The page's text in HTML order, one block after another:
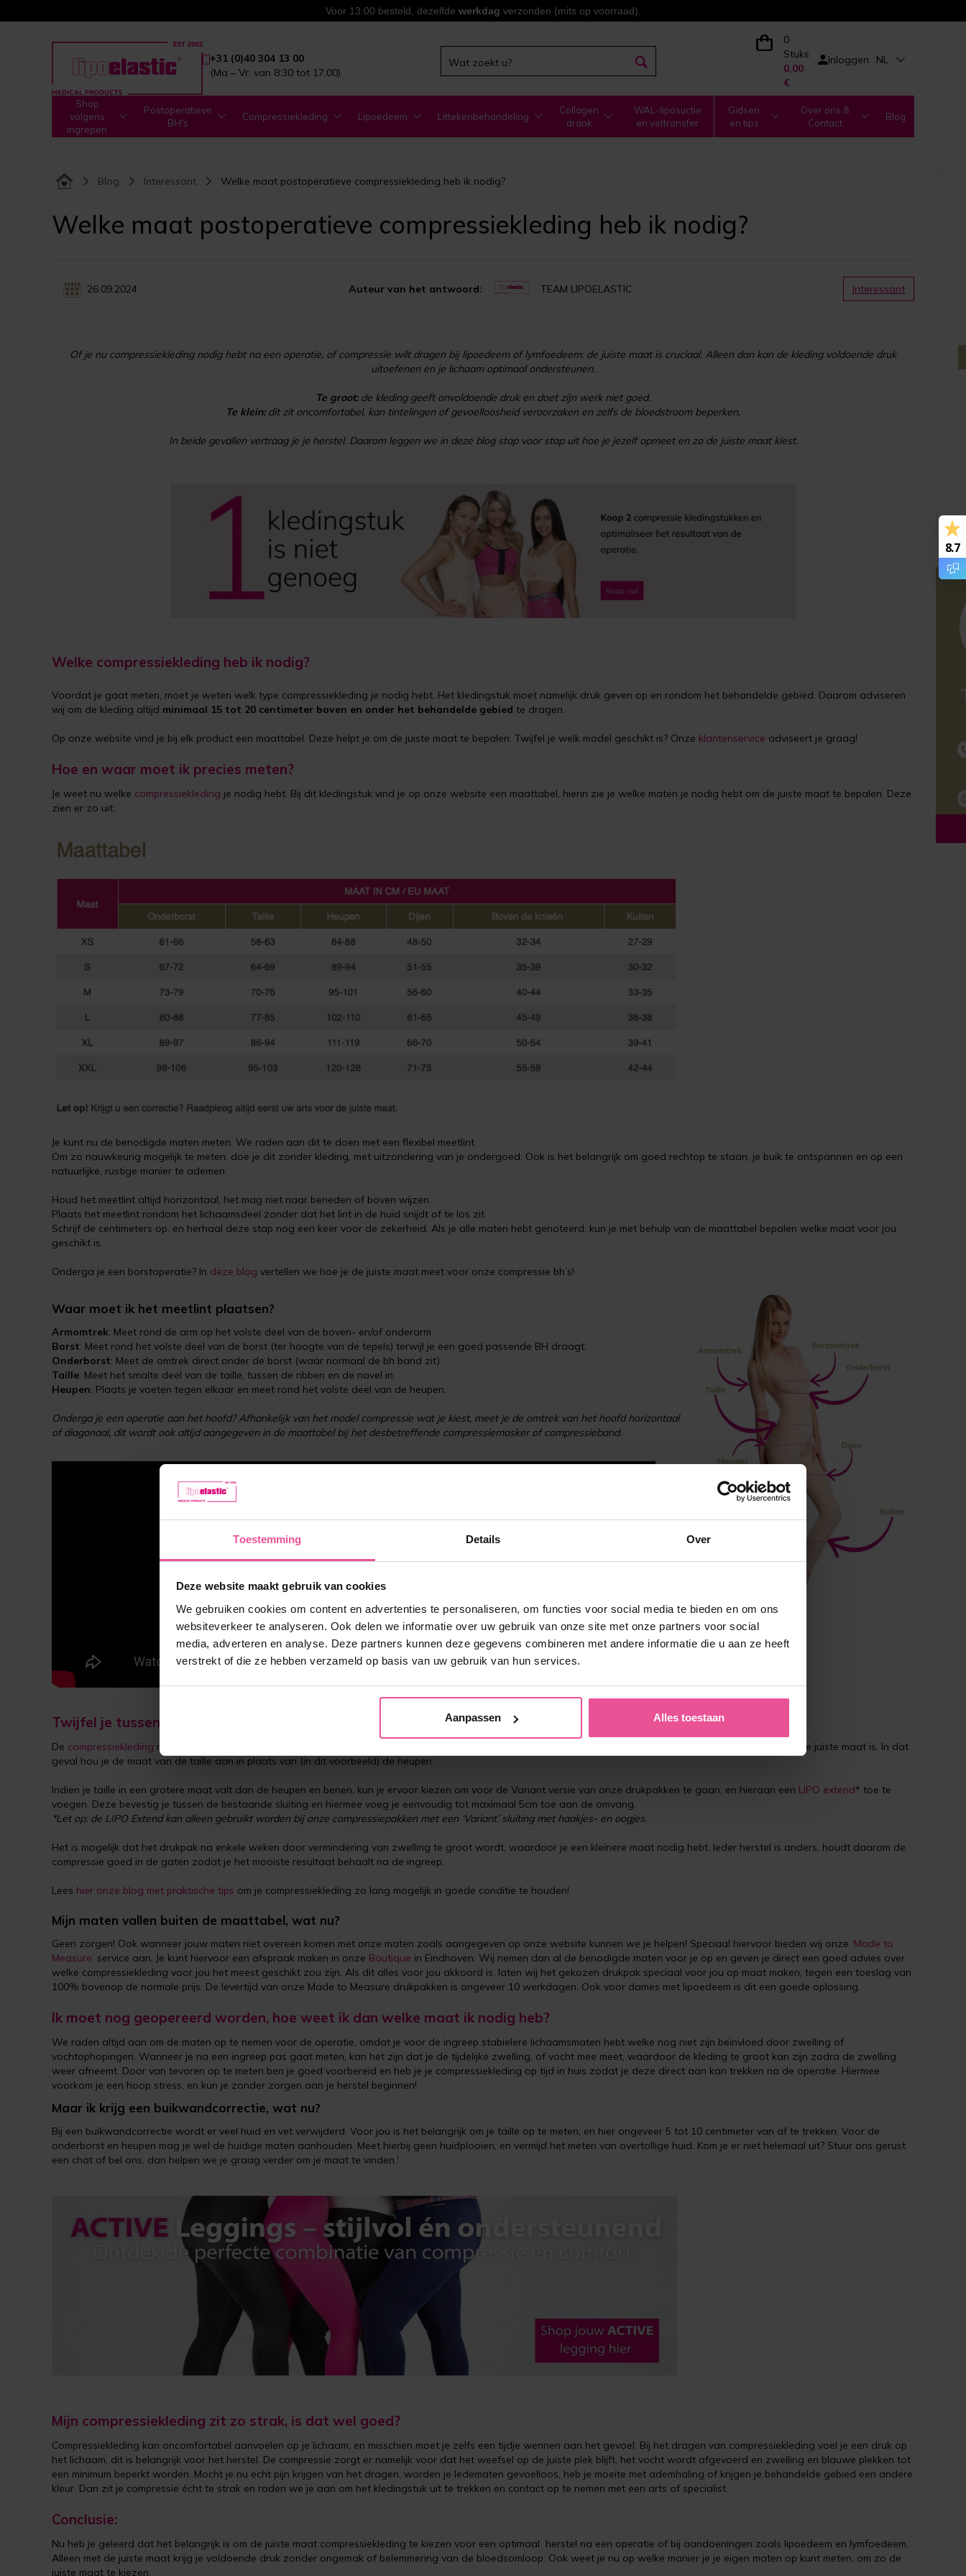
Toestemming Details Over
Deze website maakt gebruik van cookies
We gebruiken cookies om content en advertenties te personaliseren, om functies voor social media te bieden en om ons
websiteverkeer te analyseren. Ook delen we informatie over uw gebruik van onze site met onze partners voor social
media, adverteren en analyse. Deze partners kunnen deze gegevens combineren met andere informatie die u aan ze heeft
verstrekt of die ze hebben verzameld op basis van uw gebruik van hun services.
Aanpassen Alles toestaan
Voor 13:00 besteld, dezelfde werkdag verzonden (mits op voorraad).
+31 (0)40 304 13 00
(Ma – Vr, van 8:30 tot 17:00)
0
Stuks
0,00
€
Inloggen NL
Shop
volgens
ingrepen
Postoperatieve
BH's
Compressiekleding Lipoedeem Littekenbehandeling
Collagen
drank
WAL-liposuctie
en vettransfer
Gidsen
en tips
Over ons &
Contact
Blog
Blog Interessant Welke maat postoperatieve compressiekleding heb ik nodig?
Welke maat postoperatieve compressiekleding heb ik nodig?
26.09.2024 Auteur van het antwoord: TEAM LIPOELASTIC Interessant
Of je nu compressiekleding nodig hebt na een operatie, of compressie wilt dragen bij lipoedeem of lymfoedeem: de juiste maat is cruciaal. Alleen dan kan de kleding voldoende druk
uitoefenen en je lichaam optimaal ondersteunen.
Te groot:de kleding geeft onvoldoende druk en doet zijn werk niet goed.
Te klein:dit zit oncomfortabel, kan tintelingen of gevoelloosheid veroorzaken en zelfs de bloedstroom beperken.
In beide gevallen vertraag je je herstel. Daarom leggen we in deze blog stap voor stap uit hoe je jezelf opmeet en zo de juiste maat kiest.
Welke compressiekleding heb ik nodig?
Voordat je gaat meten, moet je weten welk type compressiekleding je nodig hebt. Het kledingstuk moet namelijk druk geven op en rondom het behandelde gebied. Daarom adviseren
wij om de kleding altijd minimaal 15 tot 20 centimeter boven en onder het behandelde gebied te dragen.
Op onze website vind je bij elk product een maattabel. Deze helpt je om de juiste maat te bepalen. Twijfel je welk model geschikt is? Onze klantenservice adviseert je graag!
Hoe en waar moet ik precies meten?
Je weet nu welke compressiekleding je nodig hebt. Bij dit kledingstuk vind je op onze website een maattabel, hierin zie je welke maten je nodig hebt om de juiste maat te bepalen. Deze
zien er zo uit:
Je kunt nu de benodigde maten meten. We raden aan dit te doen met een flexibel meetlint.
Om zo nauwkeurig mogelijk te meten, doe je dit zonder kleding, met uitzondering van je ondergoed. Ook is het belangrijk om goed rechtop te staan, je buik te ontspannen en op een
natuurlijke, rustige manier te ademen.
Houd het meetlint altijd horizontaal, het mag niet naar beneden of boven wijzen.
Plaats het meetlint rondom het lichaamsdeel zonder dat het lint in de huid snijdt of te los zit.
Schrijf de centimeters op, en herhaal deze stap nog een keer voor de zekerheid. Als je alle maten hebt genoteerd, kun je met behulp van de maattabel bepalen welke maat voor jou
geschikt is.
Onderga je een borstoperatie? In deze blog vertellen we hoe je de juiste maat meet voor onze compressie bh’s!
Waar moet ik het meetlint plaatsen?
Armomtrek: Meet rond de arm op het volste deel van de boven- en/of onderarm
Borst: Meet rond het volste deel van de borst (ter hoogte van de tepels) terwijl je een goed passende BH draagt.
Onderborst: Meet de omtrek direct onder de borst (waar normaal de bh band zit)
Taille: Meet het smalte deel van de taille, tussen de ribben en de navel in.
Heupen: Plaats je voeten tegen elkaar en meet rond het volste deel van de heupen.
Onderga je een operatie aan het hoofd? Afhankelijk van het model compressie wat je kiest, meet je de omtrek van het hoofd horizontaal
of diagonaal, dit wordt ook altijd aangegeven in de maattabel bij het desbetreffende compressiemasker of compressieband.
;
Twijfel je tussen twee maten?
De compressiekleding moet vooral aansluiten op het behandelde gebied. Heb je bijvoorbeeld een buikoperatie gehad, is het belangrijk dat de compressie daar de juiste maat is. In dat
geval hou je de maat van de taille aan in plaats van (in dit voorbeeld) de heupen.
Indien je taille in een grotere maat valt dan de heupen en benen, kun je ervoor kiezen om voor de Variant versie van onze drukpakken te gaan, en hieraan een LIPO extend* toe te
voegen. Deze bevestig je tussen de bestaande sluiting en hiermee voeg je eenvoudig tot maximaal 5cm toe aan de omvang.
*Let op: de LIPO Extend kan alleen gebruikt worden bij onze compressiepakken met een ‘Variant’ sluiting met haakjes- en oogjes.
Het is mogelijk dat het drukpak na enkele weken door vermindering van zwelling te groot wordt, waardoor je een kleinere maat nodig hebt. Ieder herstel is anders, houdt daarom de
compressie goed in de gaten zodat je het mooiste resultaat behaalt na de ingreep.
Lees hier onze blog met praktische tips om je compressiekleding zo lang mogelijk in goede conditie te houden!
Mijn maten vallen buiten de maattabel, wat nu?
Geen zorgen! Ook wanneer jouw maten niet overeen komen met onze maten zoals aangegeven op onze website kunnen we je helpen! Speciaal hiervoor bieden wij onze ‘Made to
Measure’ service aan. Je kunt hiervoor een afspraak maken in onze Boutique in Eindhoven. Wij nemen dan al de benodigde maten voor je op en geven je direct een goed advies over
welke compressiekleding voor jou het meest geschikt zou zijn. Als dit alles voor jou akkoord is, laten wij het gekozen drukpak speciaal voor jou op maat maken, tegen een toeslag van
100% bovenop de normale prijs. De levertijd van onze Made to Measure drukpakken is ongeveer 10 werkdagen. Ook voor dames met lipoedeem is dit een goede oplossing.
Ik moet nog geopereerd worden, hoe weet ik dan welke maat ik nodig heb?
We raden altijd aan om de maten op te nemen voor de operatie, omdat je voor de ingreep stabielere lichaamsmaten hebt welke nog niet zijn beïnvloed door zwelling of
vochtophopingen. Wanneer je na een ingreep pas gaat meten, kan het zijn dat je de tijdelijke zwelling, of vocht mee meet, waardoor de kleding te groot kan zijn zodra de zwelling
weer afneemt. Door van tevoren op te meten ben je goed voorbereid en heb je je compressiekleding op tijd in huis zodat je deze direct aan kan trekken na de operatie. Hiermee
voorkom je een hoop stress, en kun je zonder zorgen aan je herstel beginnen!
Maar ik krijg een buikwandcorrectie, wat nu?
Bij een buikwandcorrectie wordt er veel huid en vet verwijderd. Voor jou is het belangrijk om je taille op te meten, en hier ongeveer 5 tot 10 centimeter van af te trekken. Voor de
onderborst en heupen mag je wel de huidige maten aanhouden. Meet hierbij geen huidplooien, en vermijd het meten van overtollige huid. Kom je er niet helemaal uit? Stuur ons gerust
een chat of bel ons, dan helpen we je graag verder om je maat te vinden.'
Mijn compressiekleding zit zo strak, is dat wel goed?
Compressiekleding kan oncomfortabel aanvoelen op je lichaam, en misschien moet je zelfs een tijdje wennen aan het gevoel. Bij het dragen van compressiekleding voel je een druk op
het lichaam, dit is belangrijk voor het herstel. De compressie zorgt er namelijk voor dat het weefsel op de juiste plek blijft, het vocht wordt afgevoerd en zwelling en blauwe plekken tot
een minimum beperkt worden. Mocht je nu echt pijn krijgen van het dragen, worden je ledematen gevoelloos, heb je moeite met ademhaling of krijgen je behandelde gebied een andere
kleur. Dan zit je compressie écht te strak en raden we je aan om het kledingstuk uit te trekken en contact op te nemen met een arts of specialist.
Conclusie:
Nu heb je geleerd dat het belangrijk is om de juiste maat compressiekleding te kiezen voor een optimaal herstel na een operatie of bij aandoeningen zoals lipoedeem en lymfoedeem.
Alleen met de juiste maat krijg je voldoende druk zonder ongemak of belemmering van de bloedsomloop. Ook weet je nu op welke manier je je eigen maten op kunt meten, om zo de
juiste maat te kiezen.
8.7